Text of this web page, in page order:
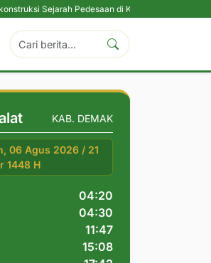
Pedesaan di Kabupaten Demak
KAB. DEMAK
06 Agus 2026 / 21
1448 H
04:20
04:30
11:47
15:08